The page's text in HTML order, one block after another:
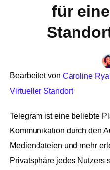
für
Bearbeitet von Caroline
Virtueller Standort
Telegram ist eine beliebte
Kommunikation durch den
Mediendateien und mehr
Privatsphäre jedes Nutzers